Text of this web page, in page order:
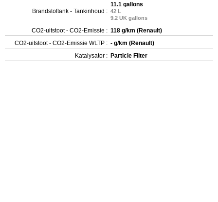
Brandstoftank - Tankinhoud :
11.1 gallons
42 L
9.2 UK gallons
CO2-uitstoot - CO2-Emissie : 118 g/km (Renault)
CO2-uitstoot - CO2-Emissie WLTP : - g/km (Renault)
Katalysator : Particle Filter